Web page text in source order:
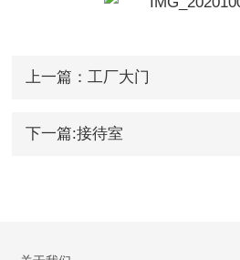
上一篇：工厂大门
下一篇:接待室